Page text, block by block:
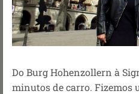
Do Burg Hohenzollern à
minutos de carro. Fizemos